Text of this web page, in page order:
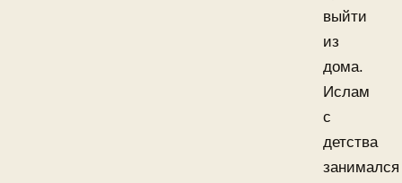
выйти
из
дома.
Ислам
с
детства
занимался